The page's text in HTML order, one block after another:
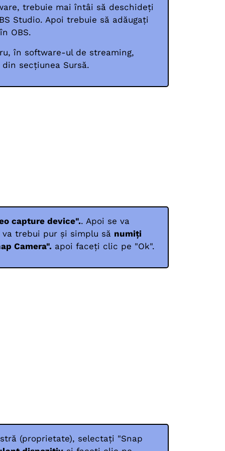
trebuie mai întâi să deschideți
Studio. Apoi trebuie să adăugați
OBS.
în software-ul de streaming,
secțiunea Sursă.
capture device".. Apoi se va
trebui pur și simplu să numiți
Camera". apoi faceți clic pe "Ok".
(proprietate), selectați "Snap